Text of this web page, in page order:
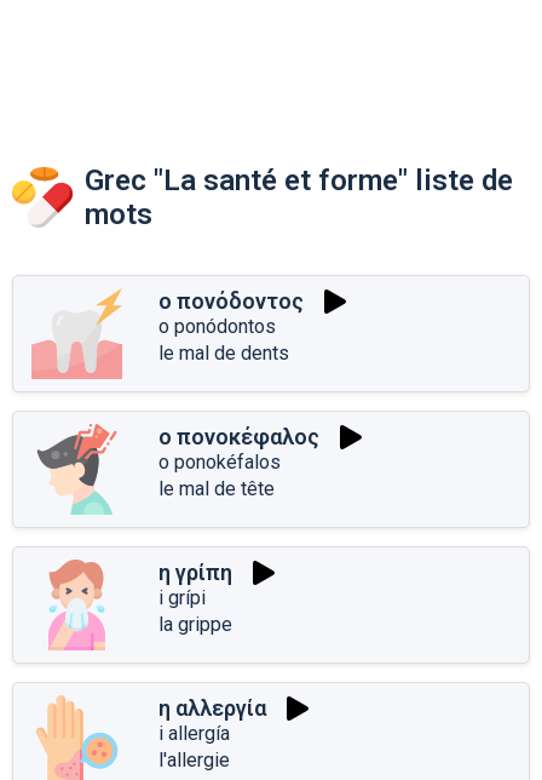
Grec "La santé et forme" liste de
mots
ο πονόδοντος
o ponódontos
le mal de dents
ο πονοκέφαλος
o ponokéfalos
le mal de tête
η γρίπη
i grípi
la grippe
η αλλεργία
i allergía
l'allergie